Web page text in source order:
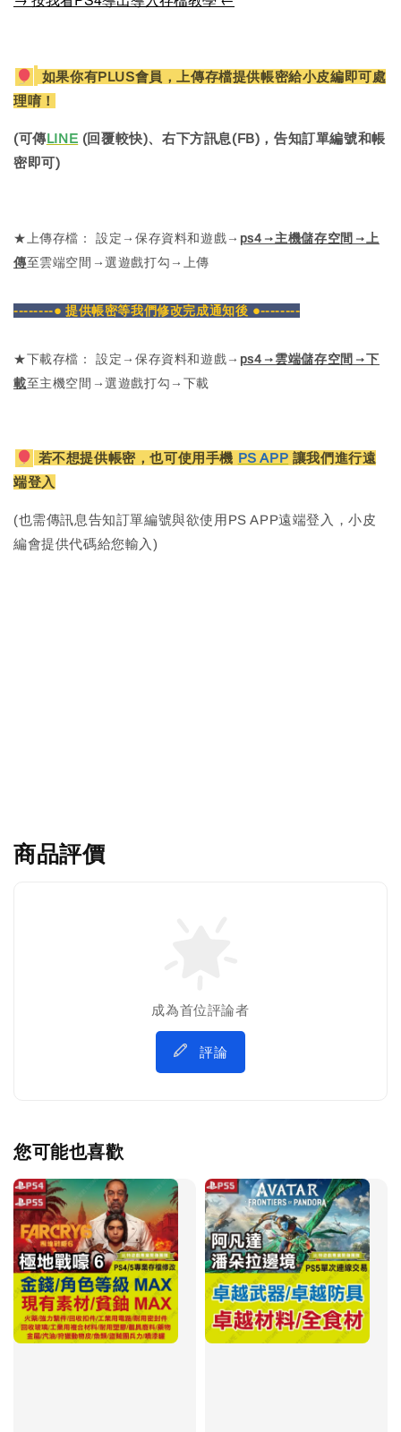
如果你有PLUS會員，上傳存檔提供帳密給小皮編即可處
理唷！
(可傳LINE (回覆較快)、右下方訊息(FB)，告知訂單編號和帳
密即可)
★上傳存檔： 設定→保存資料和遊戲→ ps4→主機儲存空間→上
傳至雲端空間→選遊戲打勾→上傳
--------● 提供帳密等我們修改完成通知後 ●--------
★下載存檔： 設定→保存資料和遊戲→ ps4→雲端儲存空間→下
載至主機空間→選遊戲打勾→下載
若不想提供帳密，也可使用手機 PS APP 讓我們進行遠
端登入
(也需傳訊息告知訂單編號與欲使用PS APP遠端登入，小皮
編會提供代碼給您輸入)
商品評價
成為首位評論者
評論
您可能也喜歡